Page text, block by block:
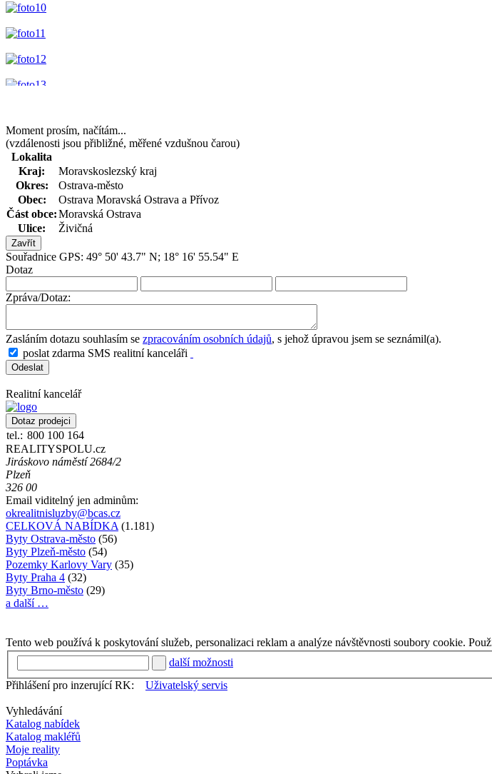
Moment prosím, načítám...
(vzdálenosti jsou přibližné, měřené vzdušnou čarou)
Lokalita
Kraj:
Moravskoslezský kraj
Okres:
Ostrava-město
Obec:
Ostrava Moravská Ostrava a Přívoz
Část obce:Moravská Ostrava
Ulice:
Živičná
Zavřít
Souřadnice GPS: 49° 50' 43.7" N; 18° 16' 55.54" E
Dotaz
Zpráva/Dotaz:
Zasláním dotazu souhlasím se zpracováním osobních údajů, s jehož úpravou jsem se seznámil(a).
poslat zdarma SMS realitní kanceláři
Realitní kancelář
tel.: 800 100 164
REALITYSPOLU.cz
Jiráskovo náměstí 2684/2
Plzeň
326 00
Email viditelný jen adminům:
okrealitnisluzby@bcas.cz
CELKOVÁ NABÍDKA (1.181)
Byty Ostrava-město (56)
Byty Plzeň-město (54)
Pozemky Karlovy Vary (35)
Byty Praha 4 (32)
Byty Brno-město (29)
a další …
Tento web používá k poskytování služeb, personalizaci reklam a analýze návštěvnosti soubory cookie.
další možnosti
Přihlášení pro inzerující RK:
Uživatelský servis
Vyhledávání
Katalog nabídek
Katalog makléřů
Moje reality
Poptávka